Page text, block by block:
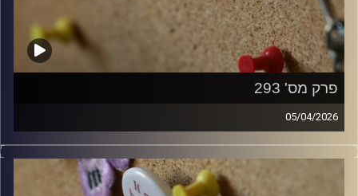
פרק מס' 293
05/04/2026
קלאסיקות רוק עם אורן הוף.
włodi